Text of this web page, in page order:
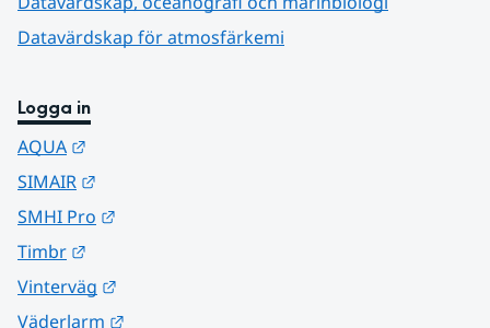
Datavärdskap för atmosfärkemi
Logga in
AQUA
SIMAIR
SMHI Pro
Timbr
Vinterväg
Väderlarm